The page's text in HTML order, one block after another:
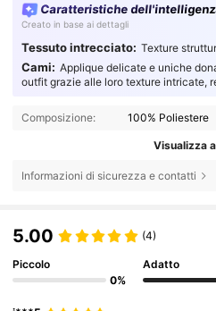
Caratteristiche
Creato in base ai dettagli
Tessuto intrecciato: Texture
Cami: Applique delicate e uniche
outfit grazie alle loro texture intricate,
Composizione: 100% Poliestere
Visualizza
Informazioni di sicurezza e contatti
5.00 (4)
Piccolo
0%
Adatto